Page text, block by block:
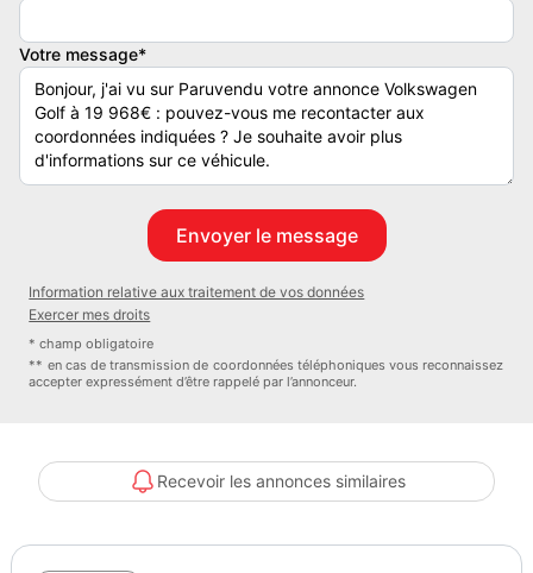
Mise en circulation : 07/2022
Kilométrage : 109 000 km
Moteur : 1.5 eTSI (MHEV) · 150 ch · Essence
Transmission : DSG7 · Traction avant
Intérieur : Alcantara noir
Votre message*
Information relative aux traitement de vos données
Exercer mes droits
* champ obligatoire
** en cas de transmission de coordonnées téléphoniques vous reconnaissez
accepter expressément d’être rappelé par l’annonceur.
Recevoir les annonces similaires